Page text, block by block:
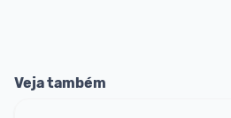
Veja também